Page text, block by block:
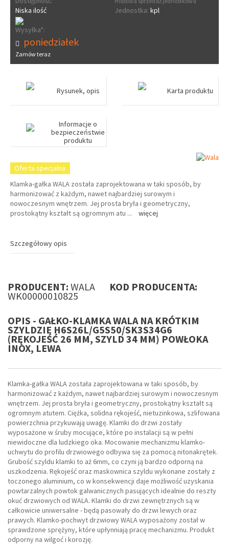
Niska ilość
Jednostka: kpl
Wysyłka*:
poniedziałek
Zamów teraz
Rysunek, opis Karta produktu
Informacje o
bezpieczeństwie
produktu
Oferta specjalna
Klamka-gałka WALA została zaprojektowana w taki sposób, by
harmonizować z każdym, nawet najbardziej surowym i
nowoczesnym wnętrzem. Jej prosta bryła i geometryczny,
prostokątny kształt są ogromnym atu ... więcej
Szczegółowy opis
PRODUCENT: WALA KOD PRODUCENTA:
WK00000010825
OPIS - GAŁKO-KLAMKA WALA NA KRÓTKIM
SZYLDZIE H6S26L/G5S50/SK3S34G6
(RĘKOJEŚĆ 26 MM, SZYLD 34 MM) POWŁOKA
INOX, LEWA
Klamka-gałka WALA została zaprojektowana w taki sposób, by
harmonizować z każdym, nawet najbardziej surowym i nowoczesnym
wnętrzem. Jej prosta bryła i geometryczny, prostokątny kształt są
ogromnym atutem. Ciężka, solidna rękojeść, nietuzinkowa, szlifowana
powierzchnia przykuwają uwagę. Klamki do drzwi zostały
wyposażone w śruby mocujące, które po instalacji są w pełni
niewidoczne dla ludzkiego oka. Mocowanie mechanizmu klamko-
uchwytu do profilu drzwiowego odbywa się za pomocą nitonakrętek.
Grubość szyldu klamki to aż 6mm, co czyni ją bardzo odporną na
uszkodzenia. Rękojeść oraz maskownica szyldu wykonane zostały z
toczonego aluminium, co w konsekwencji daje możliwość uzyskania
powtarzalnych powtok galwanicznych pasujących idealnie do reszty
okuć drzwiowych od WALA. Klamki do drzwi zewnętrznych są w
całkowicie uniwersalne - będą pasowały do drzwi lewych oraz
prawych. Klamko-pochwyt drzwiowy WALA wyposażony został w
sprawdzone sprężyny, które upłynniają pracę mechanizmu. Produkt
odporny na wilgoć i korozję.